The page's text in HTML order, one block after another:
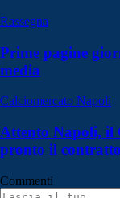
Rassegna
Prime pagine
media
Calciomercato Napoli
Attento Napoli, il
pronto il contratto
Commenti